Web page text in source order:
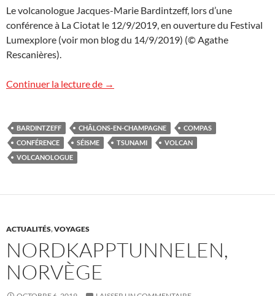
Le volcanologue Jacques-Marie Bardintzeff, lors d’une
conférence à La Ciotat le 12/9/2019, en ouverture du Festival
Lumexplore (voir mon blog du 14/9/2019) (© Agathe
Rescanières).
Continuer la lecture de Conférence « Volcans » à Châlons-en-
→
BARDINTZEFF CHÂLONS-EN-CHAMPAGNE
COMPAS
CONFÉRENCE
SÉISME TSUNAMI
VOLCAN
VOLCANOLOGUE
ACTUALITÉS,VOYAGES
NORDKAPPTUNNELEN,
NORVÈGE